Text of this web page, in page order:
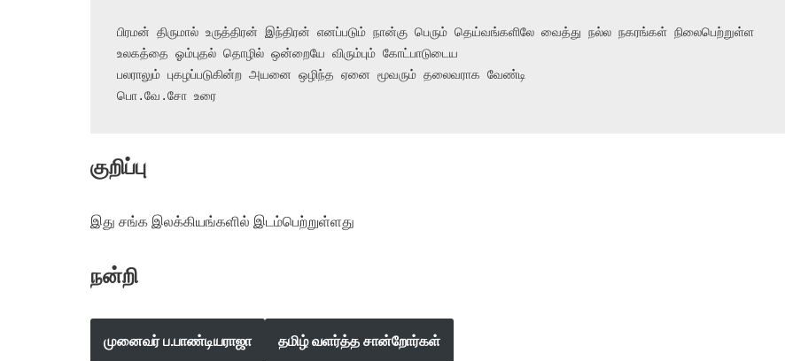
பிரமன் திருமால் உருத்திரன் இந்திரன் எனப்படும் நான்கு பெரும் தெய்வங்களிலே வைத்து நல்ல நகரங்கள் நிலைபெற்றுள்ள
உலகத்தை ஓம்புதல் தொழில் ஒன்றையே விரும்பும் கோட்பாடுடைய
பலராலும் புகழப்படுகின்ற அயனை ஒழிந்த ஏனை மூவரும் தலைவராக வேண்டி
பொ.வே.சோ உரை
குறிப்பு
இது சங்க இலக்கியங்களில் இடம்பெற்றுள்ளது
நன்றி
முனைவர் ப.பாண்டியராஜா தமிழ் வளர்த்த சான்றோர்கள்